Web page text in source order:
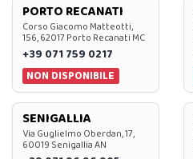
PORTO RECANATI
Corso Giacomo Matteotti,
156, 62017 Porto Recanati MC
+39 071 759 0217
NON DISPONIBILE
SENIGALLIA
Via Guglielmo Oberdan, 17,
60019 Senigallia AN